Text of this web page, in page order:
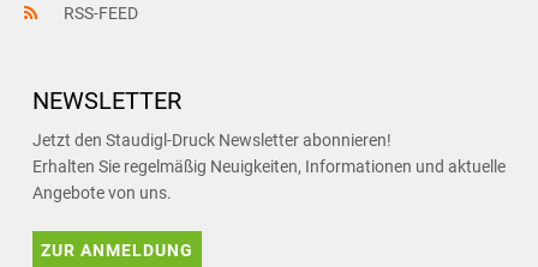
RSS-FEED
NEWSLETTER
Jetzt den Staudigl-Druck Newsletter abonnieren!
Erhalten Sie regelmäßig Neuigkeiten, Informationen und aktuelle
Angebote von uns.
ZUR ANMELDUNG